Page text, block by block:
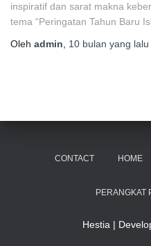
inspiratif dan sarat makna
tema “Peringatan Tahun Baru
Oleh admin 10 bulan yang lalu
CONTACT HOME
PERANGKAT
Hestia |